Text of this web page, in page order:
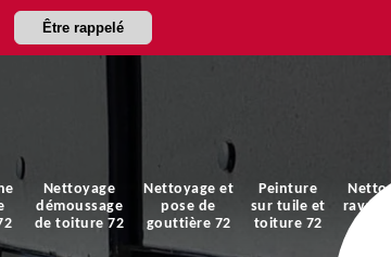
Être rappelé
Nettoyage
démoussage
de toiture 72
Nettoyage et
pose de
gouttière 72
Peinture
sur tuile et
toiture 72